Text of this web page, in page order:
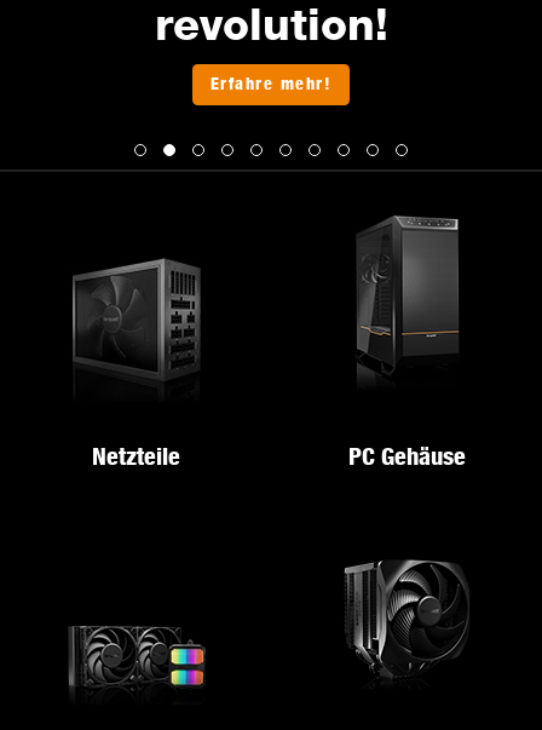
revolution!
Erfahre mehr!
Netzteile PC Gehäuse